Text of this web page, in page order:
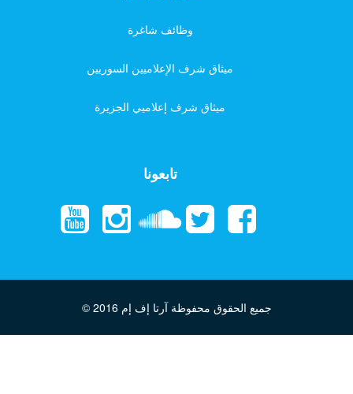
وظائف شاغرة
ميثاق شرف الإعلاميين السوريين
ميثاق شرف إعلاميي الجزيرة
تابعونا
© 2016 جميع الحقوق محفوظة آرتا إف إم